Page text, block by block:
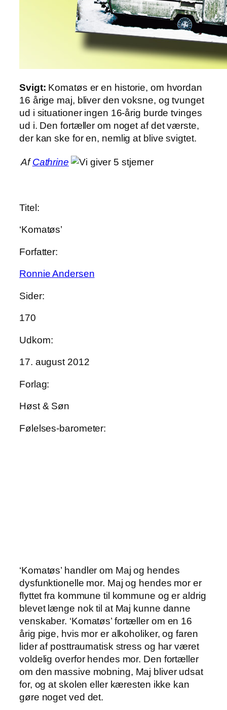
Svigt: Komatøs er en historie, om hvordan
16 årige maj, bliver den voksne, og tvunget
ud i situationer ingen 16-årig burde tvinges
ud i. Den fortæller om noget af det værste,
der kan ske for en, nemlig at blive svigtet.
AfCathrine
Titel:
‘Komatøs’
Forfatter:
Ronnie Andersen
Sider:
170
Udkom:
17. august 2012
Forlag:
Høst & Søn
Følelses-barometer:
‘Komatøs’ handler om Maj og hendes
dysfunktionelle mor. Maj og hendes mor er
flyttet fra kommune til kommune og er aldrig
blevet længe nok til at Maj kunne danne
venskaber. ‘Komatøs’ fortæller om en 16
årig pige, hvis mor er alkoholiker, og faren
lider af posttraumatisk stress og har været
voldelig overfor hendes mor. Den fortæller
om den massive mobning, Maj bliver udsat
for, og at skolen eller kæresten ikke kan
gøre noget ved det.